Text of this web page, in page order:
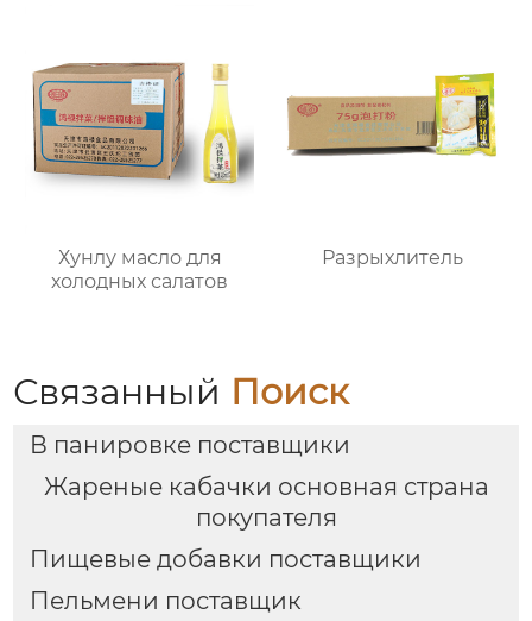
Хунлу масло для
холодных салатов
Разрыхлитель
Связанный Поиск
В панировке поставщики
Жареные кабачки основная страна
покупателя
Пищевые добавки поставщики
Пельмени поставщик